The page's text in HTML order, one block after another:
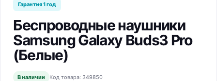
Гарантия 1 год
Беспроводные наушники
Samsung Galaxy Buds3 Pro
(Белые)
В наличии Код товара: 349850